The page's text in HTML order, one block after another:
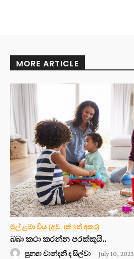
MORE ARTICLE
මුල් ළමා විය (අවු. 1ත් 3ත් අතර)
බබා කථා කරන්න පරක්කුයි..
පුන්‍යා චාන්දනී ද සිල්වා - July 10, 2023